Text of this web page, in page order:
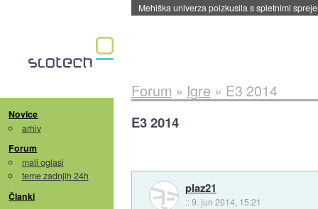
Mehiška univerza poizkusila s spletnimi
Novice
arhiv
Forum
mali oglasi
teme zadnjih 24h
Članki
Forum » Igre » E3 2014
E3 2014
plaz21
::9. jun 2014, 15:21